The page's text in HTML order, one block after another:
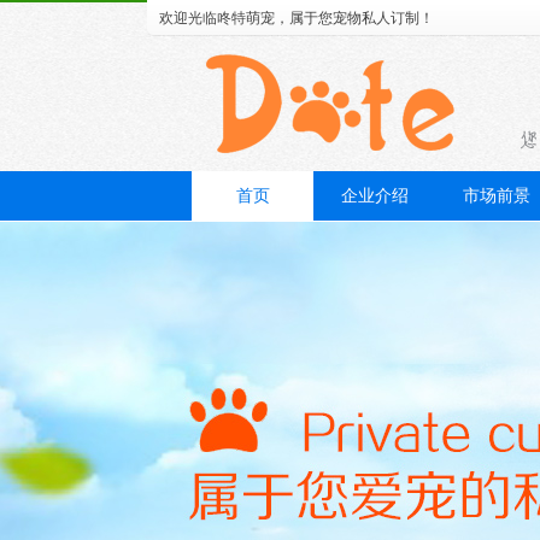
欢迎光临咚特萌宠，属于您宠物私人订制！
首页 企业介绍 市场前景